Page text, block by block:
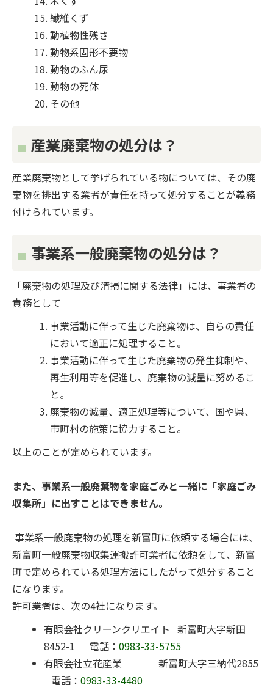
繊維くず
動植物性残さ
動物系固形不要物
動物のふん尿
動物の死体
その他
産業廃棄物の処分は？
産業廃棄物として挙げられている物については、その廃
棄物を排出する業者が責任を持って処分することが義務
付けられています。
事業系一般廃棄物の処分は？
「廃棄物の処理及び清掃に関する法律」には、事業者の
責務として
事業活動に伴って生じた廃棄物は、自らの責任
において適正に処理すること。
事業活動に伴って生じた廃棄物の発生抑制や、
再生利用等を促進し、廃棄物の減量に努めるこ
と。
廃棄物の減量、適正処理等について、国や県、
市町村の施策に協力すること。
以上のことが定められています。
また、事業系一般廃棄物を家庭ごみと一緒に「家庭ごみ
収集所」に出すことはできません。
事業系一般廃棄物の処理を新富町に依頼する場合には、
新富町一般廃棄物収集運搬許可業者に依頼をして、新富
町で定められている処理方法にしたがって処分すること
になります。
許可業者は、次の4社になります。
有限会社クリーンクリエイト 新富町大字新田
8452-1 電話：0983-33-5755
有限会社立花産業 新富町大字三納代2855
電話：0983-33-4480